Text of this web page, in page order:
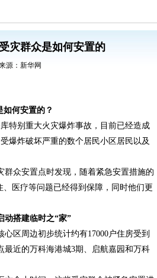
灾群众是如何安置的
源：新华网
如何安置的？
别重大火灾爆炸事故，目前已经造成
爆炸破坏严重的数个居民小区居民以及
众安置点时发现，随着紧急安置措施的
医疗等问题已经得到保障，同时他们更
搭建临时之“家”
区周边初步统计约有17000户住房受到
最近的万科海港城3期、启航嘉园和万科